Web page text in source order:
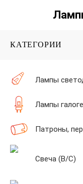
КАТЕГОРИИ
Лампы
Лампы
Патроны,
Свеча (B/C)